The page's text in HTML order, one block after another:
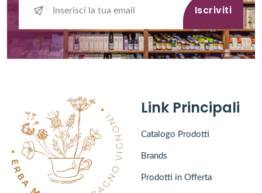
Iscriviti
Link Principali
Catalogo Prodotti
Brands
Prodotti in Offerta